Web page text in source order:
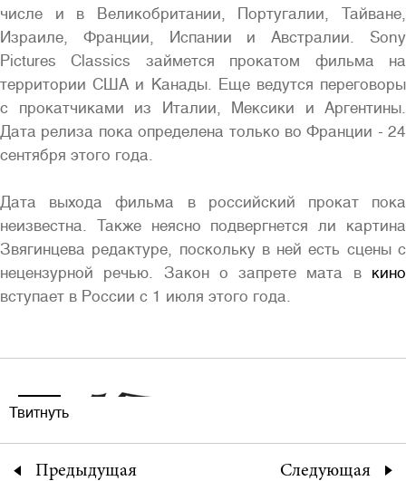
числе и в Великобритании, Португалии, Тайване,
Израиле, Франции, Испании и Австралии. Sony
Pictures Classics займется прокатом фильма на
территории США и Канады. Еще ведутся переговоры
с прокатчиками из Италии, Мексики и Аргентины.
Дата релиза пока определена только во Франции - 24
сентября этого года.
Дата выхода фильма в российский прокат пока
неизвестна. Также неясно подвергнется ли картина
Звягинцева редактуре, поскольку в ней есть сцены с
нецензурной речью. Закон о запрете мата в кино
вступает в России с 1 июля этого года.
Твитнуть
Предыдущая Следующая